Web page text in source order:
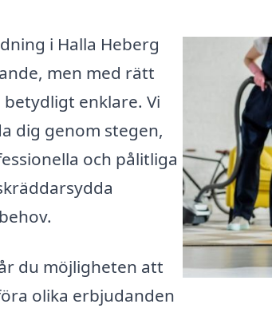
i Halla Heberg
men med rätt
enklare. Vi
dig genom stegen,
och pålitliga
du möjligheten att
olika erbjudanden